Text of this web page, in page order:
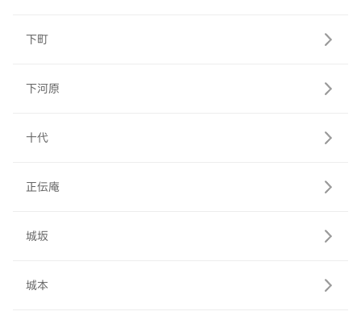
下町
下河原
十代
正伝庵
城坂
城本